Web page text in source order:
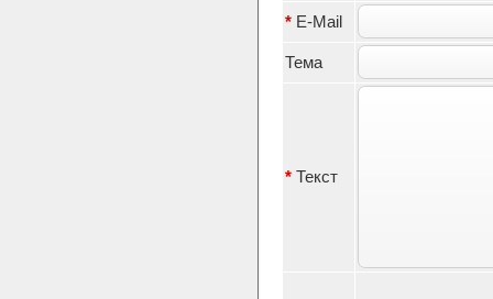
* E-Mail
Тема
* Текст